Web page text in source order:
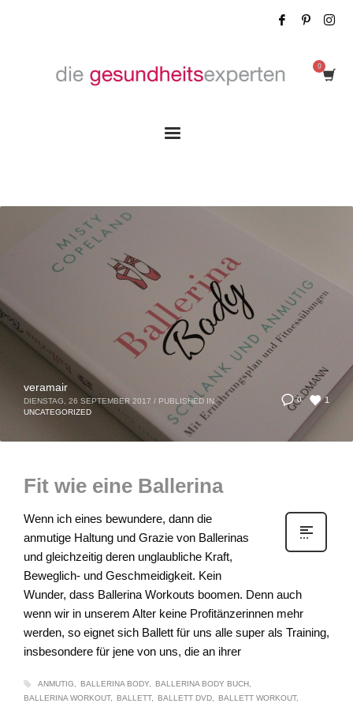
0 1
veramair
DIENSTAG, 26 SEPTEMBER 2017 / PUBLISHED IN
UNCATEGORIZED
Fit wie eine Ballerina
Wenn ich eines bewundere, dann die
anmutige Haltung und Grazie von Ballerinas
und gleichzeitig deren unglaubliche Kraft,
Beweglich- und Geschmeidigkeit. Kein
Wunder, dass Ballerina Workouts boomen. Denn auch
wenn wir in unserem Alter keine Profitänzerinnen mehr
werden, so eignet sich Ballett für uns alle super als Training,
insbesondere für jene von uns, die an ihrer
ANMUTIG BALLERINA BODY
BALLERINA BODY BUCH
BALLERINA WORKOUT
BALLETT BALLETT DVD
BALLETT WORKOUT